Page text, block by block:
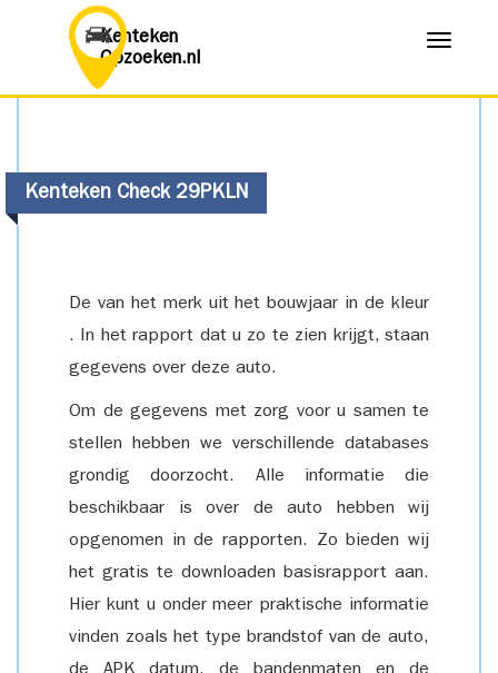
Kenteken
Opzoeken.nl
Menu
Kenteken Check 29PKLN
De van het merk uit het bouwjaar in de kleur
. In het rapport dat u zo te zien krijgt, staan
gegevens over deze auto.
Om de gegevens met zorg voor u samen te
stellen hebben we verschillende databases
grondig doorzocht. Alle informatie die
beschikbaar is over de auto hebben wij
opgenomen in de rapporten. Zo bieden wij
het gratis te downloaden basisrapport aan.
Hier kunt u onder meer praktische informatie
vinden zoals het type brandstof van de auto,